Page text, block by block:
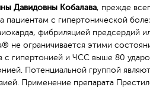
Давидовны Кобалава, прежде
пациентам с гипертонической
фибриляцией предсердий
не ограничивается этими
с гипертонией и ЧСС выше 80
Потенциальной группой
Применение препарата